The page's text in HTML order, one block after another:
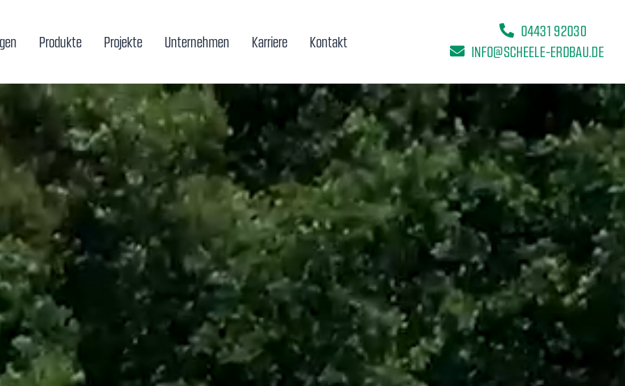
Produkte Projekte Unternehmen Karriere Kontakt
04431 92030
INFO@SCHEELE-ERDBAU.DE